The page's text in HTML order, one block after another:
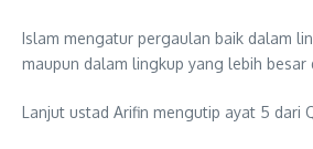
Islam mengatur pergaulan baik dalam
maupun dalam lingkup yang lebih besar
Lanjut ustad Arifin mengutip ayat 5 dari